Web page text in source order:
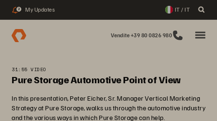
2 My Updates IT / IT
Vendite +39 80 0826 980
31:55 VIDEO
Pure Storage Automotive Point of View
In this presentation, Peter Eicher, Sr. Manager Vertical Marketing
Strategy at Pure Storage, walks us through the automotive industry
and the various ways in which Pure Storage can help.